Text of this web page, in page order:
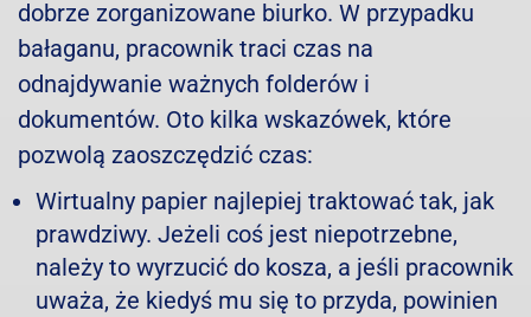
dobrze zorganizowane biurko. W przypadku
bałaganu, pracownik traci czas na
odnajdywanie ważnych folderów i
dokumentów. Oto kilka wskazówek, które
pozwolą zaoszczędzić czas:
Wirtualny papier najlepiej traktować tak, jak
prawdziwy. Jeżeli coś jest niepotrzebne,
należy to wyrzucić do kosza, a jeśli pracownik
uważa, że kiedyś mu się to przyda, powinien